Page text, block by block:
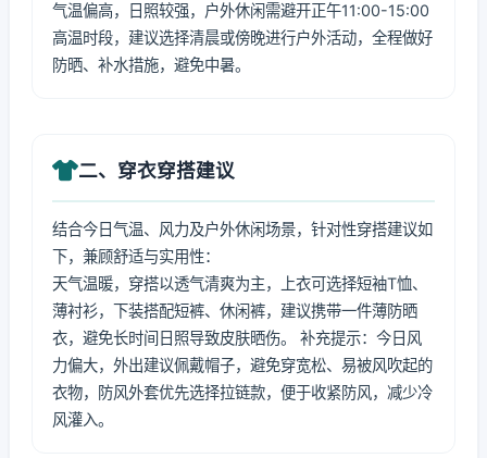
气温偏高，日照较强，户外休闲需避开正午11:00-15:00
高温时段，建议选择清晨或傍晚进行户外活动，全程做好
防晒、补水措施，避免中暑。
二、穿衣穿搭建议
结合今日气温、风力及户外休闲场景，针对性穿搭建议如
下，兼顾舒适与实用性：
天气温暖，穿搭以透气清爽为主，上衣可选择短袖T恤、
薄衬衫，下装搭配短裤、休闲裤，建议携带一件薄防晒
衣，避免长时间日照导致皮肤晒伤。 补充提示：今日风
力偏大，外出建议佩戴帽子，避免穿宽松、易被风吹起的
衣物，防风外套优先选择拉链款，便于收紧防风，减少冷
风灌入。